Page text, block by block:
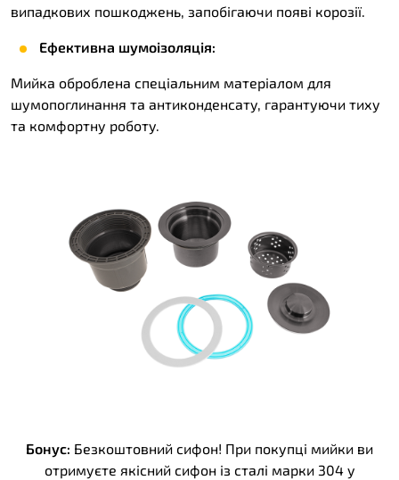
випадкових пошкоджень, запобігаючи появі корозії.
Ефективна шумоізоляція:
Мийка оброблена спеціальним матеріалом для
шумопоглинання та антиконденсату, гарантуючи тиху
та комфортну роботу.
Бонус: Безкоштовний сифон! При покупці мийки ви
отримуєте якісний сифон із сталі марки 304 у